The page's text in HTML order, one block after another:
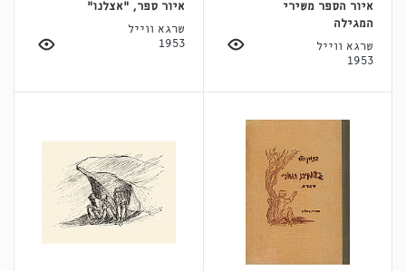
איור הספר משירי
המגילה
שרגא ווייל
1953
איור ספר, "אצלנו"
שרגא ווייל
1953